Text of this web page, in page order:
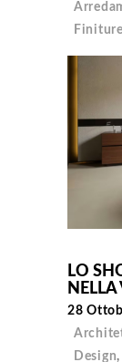
Finiture
LO
NELLA
28
Design,